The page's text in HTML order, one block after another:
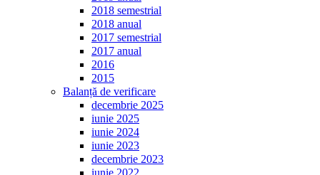
2018 semestrial
2018 anual
2017 semestrial
2017 anual
2016
2015
Balanță de verificare
decembrie 2025
iunie 2025
iunie 2024
iunie 2023
decembrie 2023
iunie 2022